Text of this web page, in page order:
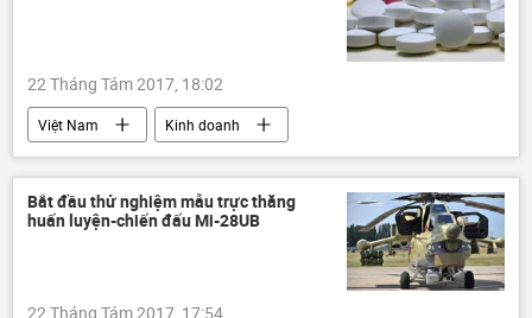
22 Tháng Tám 2017, 18:02
Việt Nam
Kinh doanh
Bộ Y Tế Việt Nam
thuốc chống ung thư
Bắt đầu thử nghiệm mẫu trực thăng
huấn luyện-chiến đấu Mi-28UB
22 Tháng Tám 2017, 17:54